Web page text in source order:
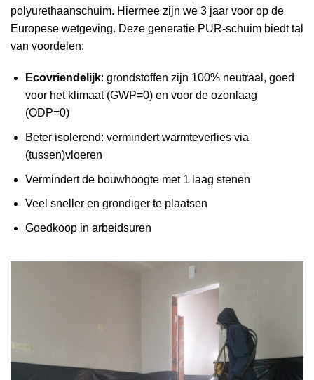
polyurethaanschuim. Hiermee zijn we 3 jaar voor op de
Europese wetgeving. Deze generatie PUR-schuim biedt tal
van voordelen:
Ecovriendelijk: grondstoffen zijn 100% neutraal, goed
voor het klimaat (GWP=0) en voor de ozonlaag
(ODP=0)
Beter isolerend: vermindert warmteverlies via
(tussen)vloeren
Vermindert de bouwhoogte met 1 laag stenen
Veel sneller en grondiger te plaatsen
Goedkoop in arbeidsuren